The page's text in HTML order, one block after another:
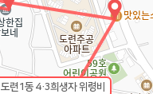
도련1동 4·3희생자 위령비